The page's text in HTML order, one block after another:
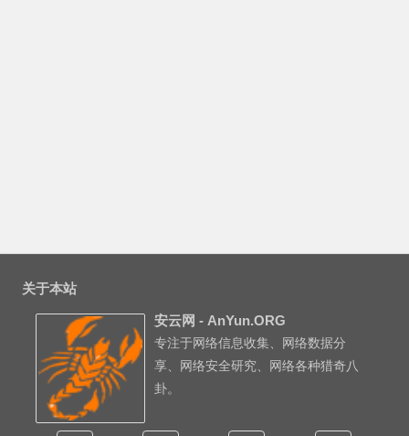
关于本站
安云网 - AnYun.ORG
专注于网络信息收集、网络数据分
享、网络安全研究、网络各种猎奇八
卦。